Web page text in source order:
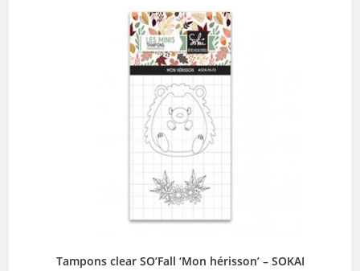
Tampons clear SO’Fall ‘Mon hérisson’ – SOKAI